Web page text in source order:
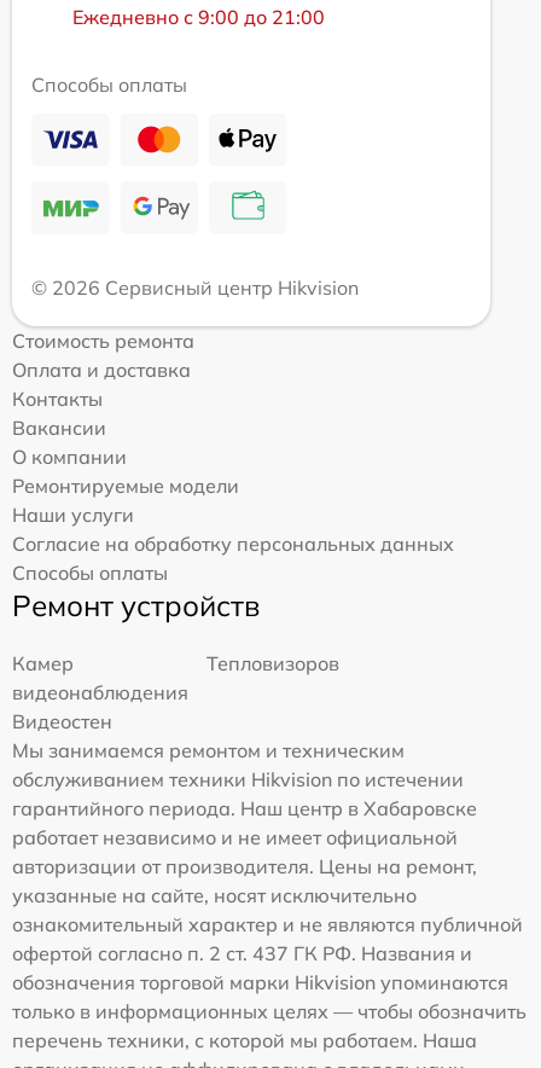
Ежедневно с 9:00 до 21:00
Способы оплаты
© 2026 Сервисный центр Hikvision
Стоимость ремонта
Оплата и доставка
Контакты
Вакансии
О компании
Ремонтируемые модели
Наши услуги
Согласие на обработку персональных данных
Способы оплаты
Ремонт устройств
Камер
видеонаблюдения
Тепловизоров
Видеостен
Мы занимаемся ремонтом и техническим
обслуживанием техники Hikvision по истечении
гарантийного периода. Наш центр в Хабаровске
работает независимо и не имеет официальной
авторизации от производителя. Цены на ремонт,
указанные на сайте, носят исключительно
ознакомительный характер и не являются публичной
офертой согласно п. 2 ст. 437 ГК РФ. Названия и
обозначения торговой марки Hikvision упоминаются
только в информационных целях — чтобы обозначить
перечень техники, с которой мы работаем. Наша